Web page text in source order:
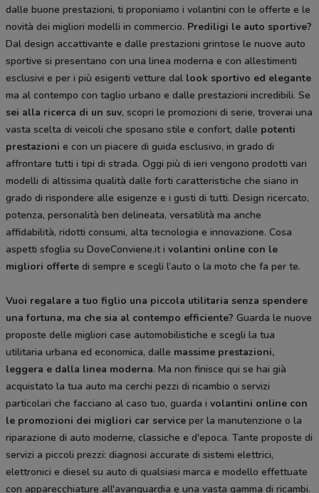
dalle buone prestazioni, ti proponiamo i volantini con le offerte e le
novità dei migliori modelli in commercio. Prediligi le auto sportive?
Dal design accattivante e dalle prestazioni grintose le nuove auto
sportive si presentano con una linea moderna e con allestimenti
esclusivi e per i più esigenti vetture dal look sportivo ed elegante
ma al contempo con taglio urbano e dalle prestazioni incredibili. Se
sei alla ricerca di un suv, scopri le promozioni di serie, troverai una
vasta scelta di veicoli che sposano stile e confort, dalle potenti
prestazioni e con un piacere di guida esclusivo, in grado di
affrontare tutti i tipi di strada. Oggi più di ieri vengono prodotti vari
modelli di altissima qualità dalle forti caratteristiche che siano in
grado di rispondere alle esigenze e i gusti di tutti. Design ricercato,
potenza, personalità ben delineata, versatilità ma anche
affidabilità, ridotti consumi, alta tecnologia e innovazione. Cosa
aspetti sfoglia su DoveConviene.it i volantini online con le
migliori offerte di sempre e scegli l’auto o la moto che fa per te.
Vuoi regalare a tuo figlio una piccola utilitaria senza spendere
una fortuna, ma che sia al contempo efficiente? Guarda le nuove
proposte delle migliori case automobilistiche e scegli la tua
utilitaria urbana ed economica, dalle massime prestazioni,
leggera e dalla linea moderna. Ma non finisce qui se hai già
acquistato la tua auto ma cerchi pezzi di ricambio o servizi
particolari che facciano al caso tuo, guarda i volantini online con
le promozioni dei migliori car service per la manutenzione o la
riparazione di auto moderne, classiche e d'epoca. Tante proposte di
servizi a piccoli prezzi: diagnosi accurate di sistemi elettrici,
elettronici e diesel su auto di qualsiasi marca e modello effettuate
con apparecchiature all'avanguardia e una vasta gamma di ricambi.